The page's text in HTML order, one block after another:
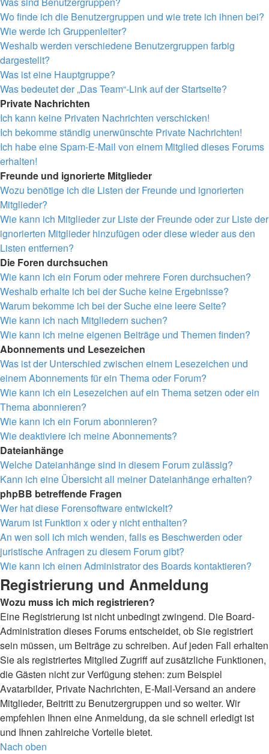
Wo finde ich die Benutzergruppen und wie trete ich ihnen bei?
Wie werde ich Gruppenleiter?
Weshalb werden verschiedene Benutzergruppen farbig
dargestellt?
Was ist eine Hauptgruppe?
Was bedeutet der „Das Team“-Link auf der Startseite?
Private Nachrichten
Ich kann keine Privaten Nachrichten verschicken!
Ich bekomme ständig unerwünschte Private Nachrichten!
Ich habe eine Spam-E-Mail von einem Mitglied dieses Forums
erhalten!
Freunde und ignorierte Mitglieder
Wozu benötige ich die Listen der Freunde und ignorierten
Mitglieder?
Wie kann ich Mitglieder zur Liste der Freunde oder zur Liste der
ignorierten Mitglieder hinzufügen oder diese wieder aus den
Listen entfernen?
Die Foren durchsuchen
Wie kann ich ein Forum oder mehrere Foren durchsuchen?
Weshalb erhalte ich bei der Suche keine Ergebnisse?
Warum bekomme ich bei der Suche eine leere Seite?
Wie kann ich nach Mitgliedern suchen?
Wie kann ich meine eigenen Beiträge und Themen finden?
Abonnements und Lesezeichen
Was ist der Unterschied zwischen einem Lesezeichen und
einem Abonnements für ein Thema oder Forum?
Wie kann ich ein Lesezeichen auf ein Thema setzen oder ein
Thema abonnieren?
Wie kann ich ein Forum abonnieren?
Wie deaktiviere ich meine Abonnements?
Dateianhänge
Welche Dateianhänge sind in diesem Forum zulässig?
Kann ich eine Übersicht all meiner Dateianhänge erhalten?
phpBB betreffende Fragen
Wer hat diese Forensoftware entwickelt?
Warum ist Funktion x oder y nicht enthalten?
An wen soll ich mich wenden, falls es Beschwerden oder
juristische Anfragen zu diesem Forum gibt?
Wie kann ich einen Administrator des Boards kontaktieren?
Registrierung und Anmeldung
Wozu muss ich mich registrieren?
Eine Registrierung ist nicht unbedingt zwingend. Die Board-
Administration dieses Forums entscheidet, ob Sie registriert
sein müssen, um Beiträge zu schreiben. Auf jeden Fall erhalten
Sie als registriertes Mitglied Zugriff auf zusätzliche Funktionen,
die Gästen nicht zur Verfügung stehen: zum Beispiel
Avatarbilder, Private Nachrichten, E-Mail-Versand an andere
Mitglieder, Beitritt zu Benutzergruppen und so weiter. Wir
empfehlen Ihnen eine Anmeldung, da sie schnell erledigt ist
und Ihnen zahlreiche Vorteile bietet.
Nach oben